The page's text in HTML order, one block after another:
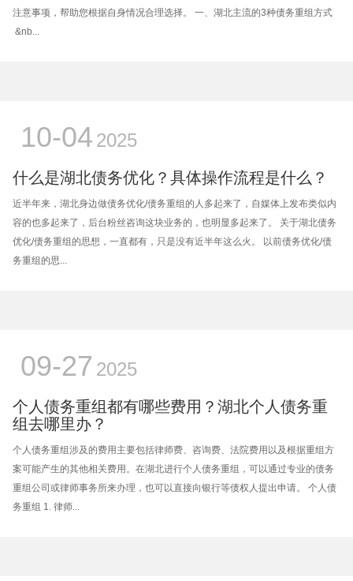
注意事项，帮助您根据自身情况合理选择。 一、湖北主流的3种债务重组方式
&nb...
10-04 2025
什么是湖北债务优化？具体操作流程是什么？
近半年来，湖北身边做债务优化/债务重组的人多起来了，自媒体上发布类似内
容的也多起来了，后台粉丝咨询这块业务的，也明显多起来了。 关于湖北债务
优化/债务重组的思想，一直都有，只是没有近半年这么火。 以前债务优化/债
务重组的思...
09-27 2025
个人债务重组都有哪些费用？湖北个人债务重
组去哪里办？
个人债务重组涉及的费用主要包括律师费、咨询费、法院费用以及根据重组方
案可能产生的其他相关费用。在湖北进行个人债务重组，可以通过专业的债务
重组公司或律师事务所来办理，也可以直接向银行等债权人提出申请。 个人债
务重组 1. 律师...